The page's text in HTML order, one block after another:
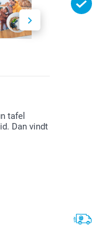
tafel
Dan vindt